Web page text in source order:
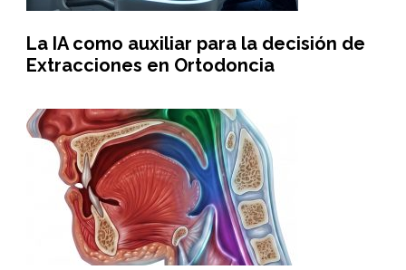
La IA como auxiliar para la decisión de
Extracciones en Ortodoncia